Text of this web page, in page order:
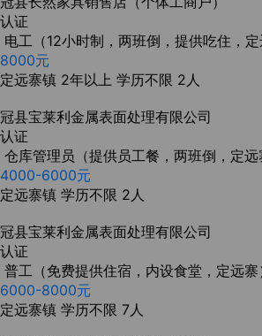
认证
电工（12小时制，两班倒，提供吃住，定
8000元
定远寨镇 2年以上 学历不限 2人
冠县宝莱利金属表面处理有限公司
认证
仓库管理员（提供员工餐，两班倒，定远
4000-6000元
定远寨镇 学历不限 2人
冠县宝莱利金属表面处理有限公司
认证
普工（免费提供住宿，内设食堂，定远寨
6000-8000元
定远寨镇 学历不限 7人